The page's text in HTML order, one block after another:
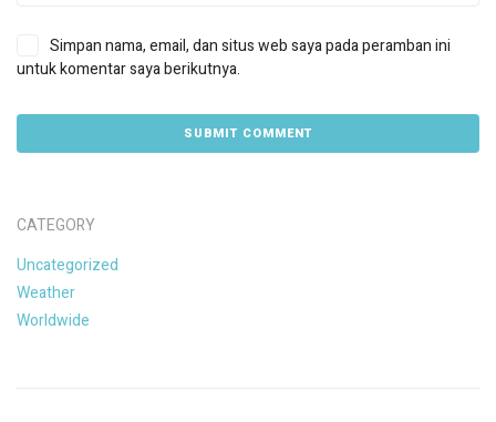
Simpan nama, email, dan situs web saya pada peramban ini
untuk komentar saya berikutnya.
CATEGORY
Uncategorized
Weather
Worldwide